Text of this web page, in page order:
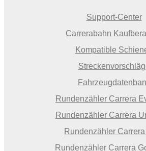
Support-Center
Carrerabahn
Kompatible
Rundenzähler Carrera
Rundenzähler Carrera
Rundenzähler Carrera
Rundenzähler Carrera